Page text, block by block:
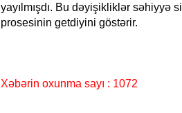
yayılmışdı. Bu dəyişikliklər səhiyyə
prosesinin getdiyini göstərir.
Xəbərin oxunma sayı : 1072